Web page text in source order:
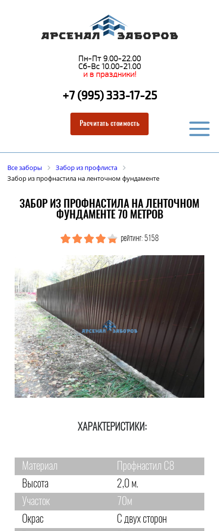
Пн-Пт 9.00-22.00
Сб-Вс 10.00-21.00
и в праздники!
+7 (995) 333-17-25
Расчитать стоимость
Все заборы
Забор из профлиста
Забор из профнастила на ленточном фундаменте
ЗАБОР ИЗ ПРОФНАСТИЛА НА ЛЕНТОЧНОМ
ФУНДАМЕНТЕ 70 МЕТРОВ
рейтинг: 5158
ХАРАКТЕРИСТИКИ:
Материал
Профнастил С8
Высота
2,0 м.
Участок
70м
Окрас
С двух сторон